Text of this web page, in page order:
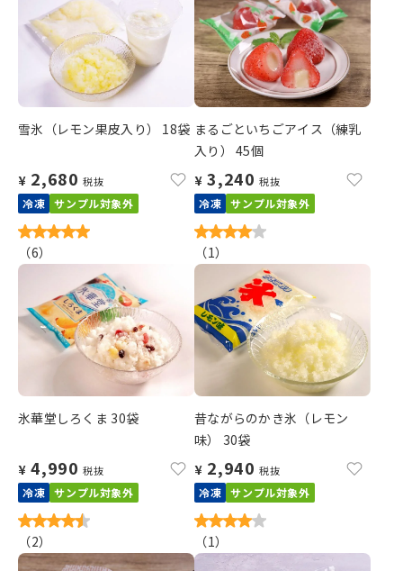
雪氷（レモン果皮入り） 18袋
¥ 2,680 税抜
冷凍 サンプル対象外
（6）
まるごといちごアイス（練乳
入り） 45個
¥ 3,240 税抜
冷凍 サンプル対象外
（1）
氷華堂しろくま 30袋
¥ 4,990 税抜
冷凍 サンプル対象外
（2）
昔ながらのかき氷（レモン
味） 30袋
¥ 2,940 税抜
冷凍 サンプル対象外
（1）